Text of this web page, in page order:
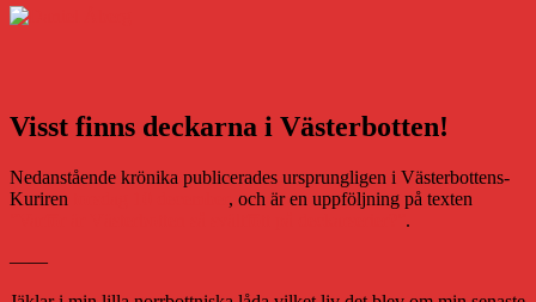
Visst finns deckarna i Västerbotten!
Nedanstående krönika publicerades ursprungligen i Västerbottens-
Kuriren
, och är en uppföljning på texten
.
——